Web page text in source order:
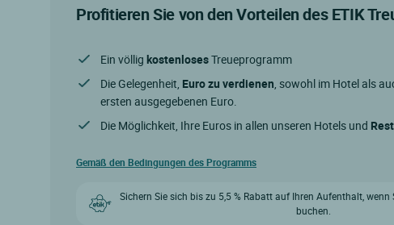
Profitieren Sie von den Vorteilen des ETIK
Ein völlig kostenlosesTreueprogramm
Die Gelegenheit, Euro zu verdienen , sowohl im Hotel als
ersten ausgegebenen Euro.
Die Möglichkeit, Ihre Euros in allen unseren Hotels und
Gemäß den Bedingungen des Programms
Sichern Sie sich bis zu 5,5 % Rabatt auf Ihren Aufenthalt,
buchen.